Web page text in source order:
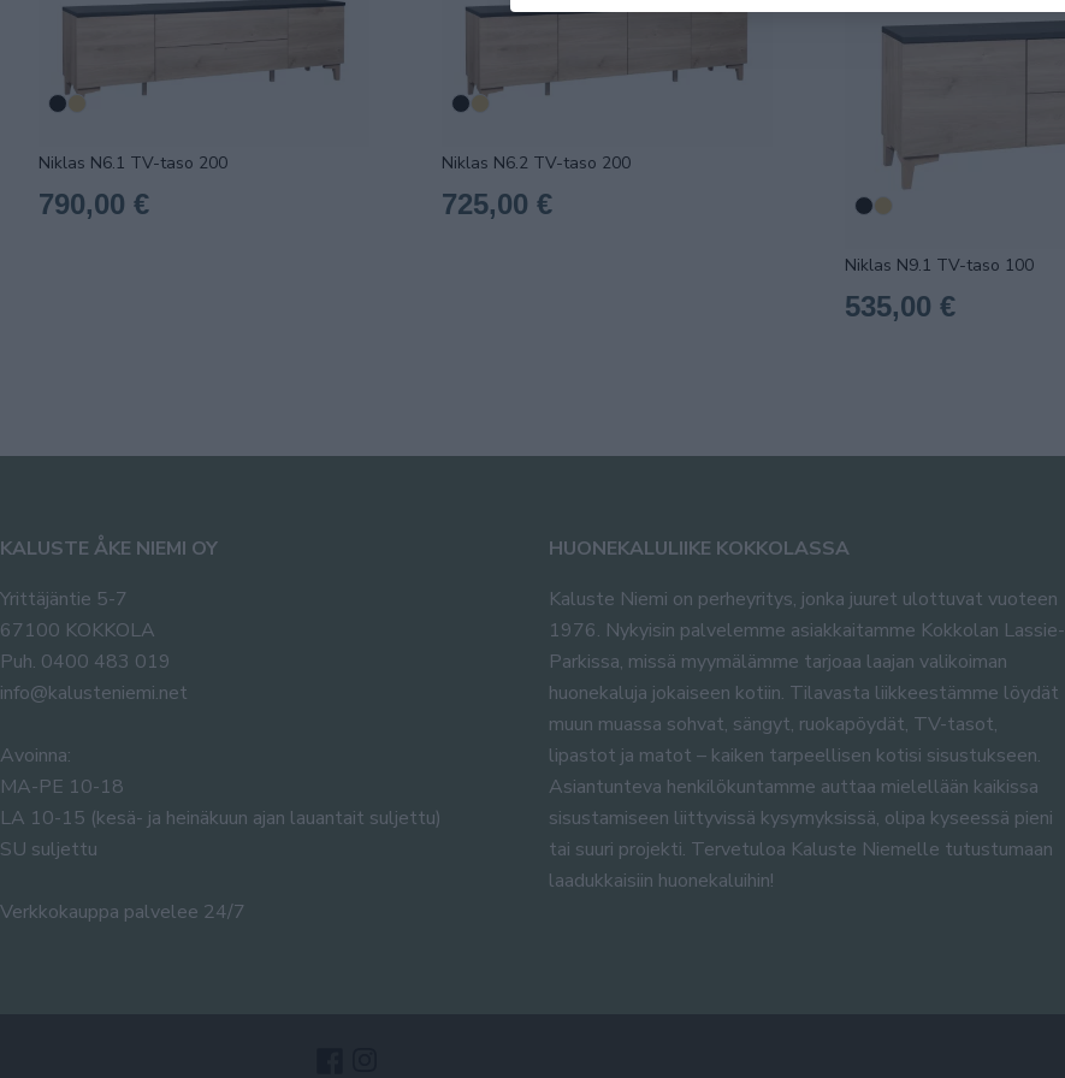
Niklas N6.1 TV-taso 200
790,00 €
Niklas N6.2 TV-taso 200
725,00 €
Niklas N9.1 TV-taso 100
535,00 €
KALUSTE ÅKE NIEMI OY
Yrittäjäntie 5-7
67100 KOKKOLA
Puh. 0400 483 019
info@kalusteniemi.net
Avoinna:
MA-PE 10-18
LA 10-15 (kesä- ja heinäkuun ajan lauantait suljettu)
SU suljettu
Verkkokauppa palvelee 24/7
HUONEKALULIIKE KOKKOLASSA
Kaluste Niemi on perheyritys, jonka juuret ulottuvat vuoteen
1976. Nykyisin palvelemme asiakkaitamme Kokkolan Lassie-
Parkissa, missä myymälämme tarjoaa laajan valikoiman
huonekaluja jokaiseen kotiin. Tilavasta liikkeestämme löydät
muun muassa sohvat, sängyt, ruokapöydät, TV-tasot,
lipastot ja matot – kaiken tarpeellisen kotisi sisustukseen.
Asiantunteva henkilökuntamme auttaa mielellään kaikissa
sisustamiseen liittyvissä kysymyksissä, olipa kyseessä pieni
tai suuri projekti. Tervetuloa Kaluste Niemelle tutustumaan
laadukkaisiin huonekaluihin!